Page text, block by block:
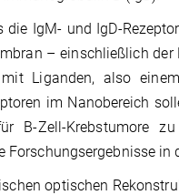
die IgM- und IgD-
– einschließlich
Liganden, also
im Nanobereich
B-Zell-Krebstumore
Forschungsergebnisse
optischen